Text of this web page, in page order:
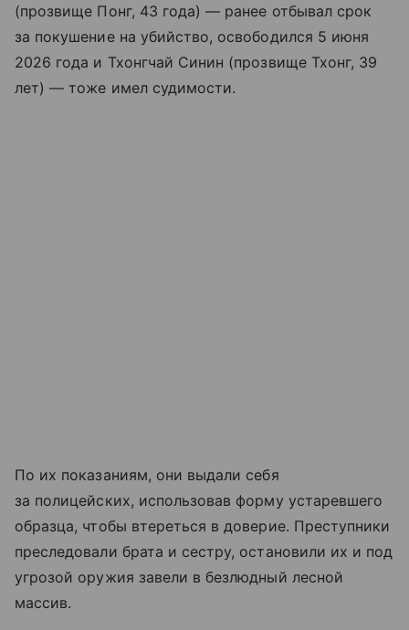
(прозвище Понг, 43 года) — ранее отбывал срок
за покушение на убийство, освободился 5 июня
2026 года и Тхонгчай Синин (прозвище Тхонг, 39
лет) — тоже имел судимости.
По их показаниям, они выдали себя
за полицейских, использовав форму устаревшего
образца, чтобы втереться в доверие. Преступники
преследовали брата и сестру, остановили их и под
угрозой оружия завели в безлюдный лесной
массив.